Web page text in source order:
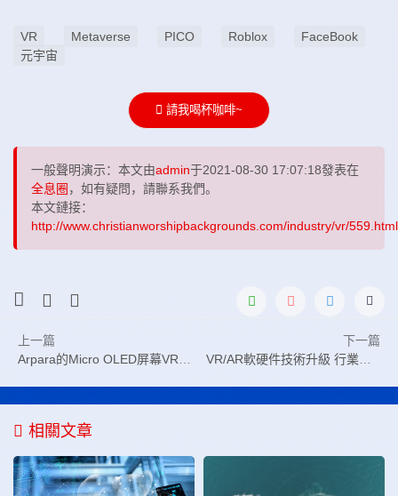
VR Metaverse PICO Roblox
FaceBook
元宇宙
請我喝杯咖啡~
一般聲明演示：本文由admin于2021-08-30 17:07:18發表在
全息圈 ，如有疑問，請聯系我們。
本文鏈接：
http://www.christianworshipbackgrounds.com/industry/vr/559.html
上一篇
Arpara的Micro OLED屏幕VR頭顯細節參數
下一篇
VR/AR軟硬件技術升級 行業成熟度加速進化
相關文章